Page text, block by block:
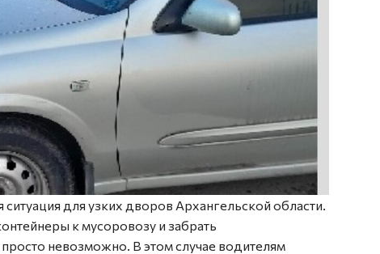
для узких дворов Архангельской области.
к мусоровозу и забрать
невозможно. В этом случае водителям